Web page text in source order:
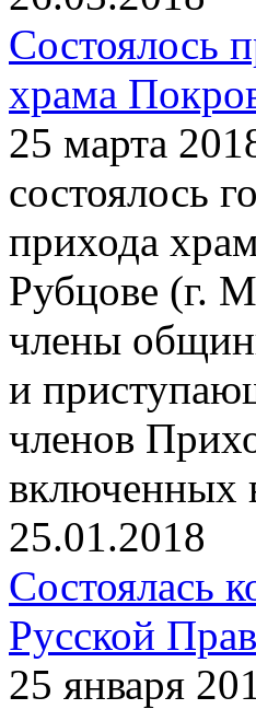
Состоялось
храма
25 марта
состоялось
прихода
Рубцове (г.
члены
и
членов
включенных
25.01.2018
Состоялась
Русской
25 января